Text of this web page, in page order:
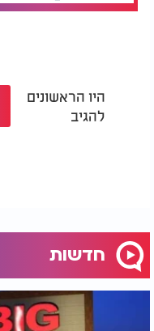
היו הראשונים
להגיב
חדשות